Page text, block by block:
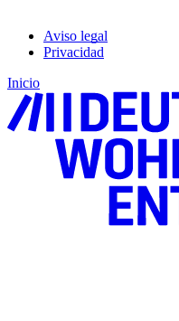
Aviso legal
Privacidad
Inicio